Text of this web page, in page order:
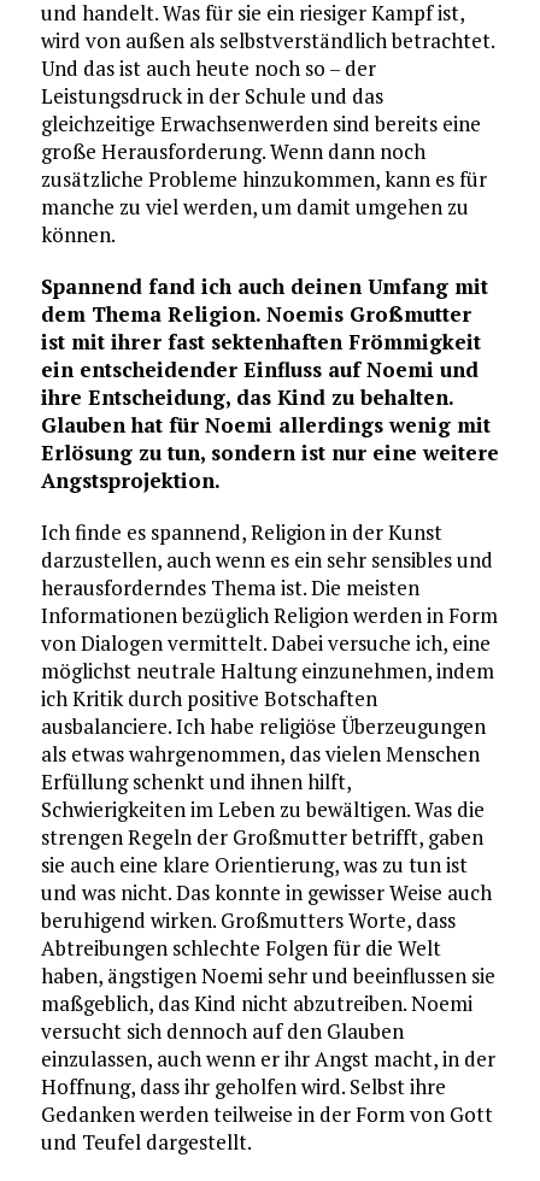
und handelt. Was für sie ein riesiger Kampf ist,
wird von außen als selbstverständlich betrachtet.
Und das ist auch heute noch so – der
Leistungsdruck in der Schule und das
gleichzeitige Erwachsenwerden sind bereits eine
große Herausforderung. Wenn dann noch
zusätzliche Probleme hinzukommen, kann es für
manche zu viel werden, um damit umgehen zu
können.
Spannend fand ich auch deinen Umfang mit
dem Thema Religion. Noemis Großmutter
ist mit ihrer fast sektenhaften Frömmigkeit
ein entscheidender Einfluss auf Noemi und
ihre Entscheidung, das Kind zu behalten.
Glauben hat für Noemi allerdings wenig mit
Erlösung zu tun, sondern ist nur eine weitere
Angstsprojektion.
Ich finde es spannend, Religion in der Kunst
darzustellen, auch wenn es ein sehr sensibles und
herausforderndes Thema ist. Die meisten
Informationen bezüglich Religion werden in Form
von Dialogen vermittelt. Dabei versuche ich, eine
möglichst neutrale Haltung einzunehmen, indem
ich Kritik durch positive Botschaften
ausbalanciere. Ich habe religiöse Überzeugungen
als etwas wahrgenommen, das vielen Menschen
Erfüllung schenkt und ihnen hilft,
Schwierigkeiten im Leben zu bewältigen. Was die
strengen Regeln der Großmutter betrifft, gaben
sie auch eine klare Orientierung, was zu tun ist
und was nicht. Das konnte in gewisser Weise auch
beruhigend wirken. Großmutters Worte, dass
Abtreibungen schlechte Folgen für die Welt
haben, ängstigen Noemi sehr und beeinflussen sie
maßgeblich, das Kind nicht abzutreiben. Noemi
versucht sich dennoch auf den Glauben
einzulassen, auch wenn er ihr Angst macht, in der
Hoffnung, dass ihr geholfen wird. Selbst ihre
Gedanken werden teilweise in der Form von Gott
und Teufel dargestellt.